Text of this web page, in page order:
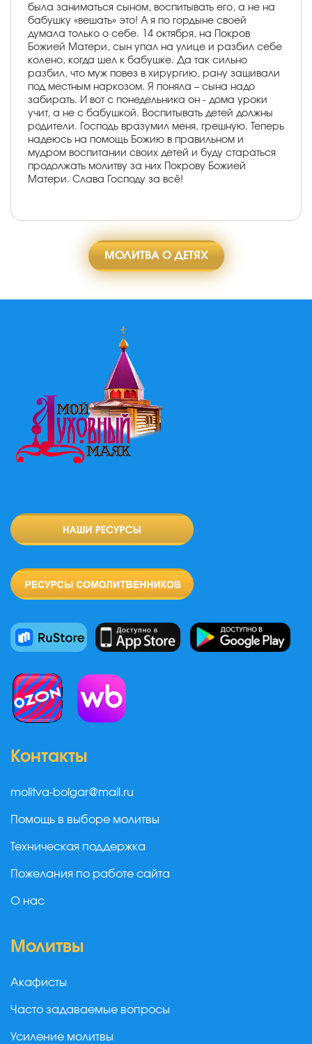
была заниматься сыном, воспитывать его, а не на
бабушку «вешать» это! А я по гордыне своей
думала только о себе. 14 октября, на Покров
Божией Матери, сын упал на улице и разбил себе
колено, когда шел к бабушке. Да так сильно
разбил, что муж повез в хирургию, рану зашивали
под местным наркозом. Я поняла – сына надо
забирать. И вот с понедельника он - дома уроки
учит, а не с бабушкой. Воспитывать детей должны
родители. Господь вразумил меня, грешную. Теперь
надеюсь на помощь Божию в правильном и
мудром воспитании своих детей и буду стараться
продолжать молитву за них Покрову Божией
Матери. Слава Господу за всё!
МОЛИТВА О ДЕТЯХ
Контакты
molitva-bolgar@mail.ru
Помощь в выборе молитвы
Техническая поддержка
Пожелания по работе сайта
О нас
Молитвы
Акафисты
Часто задаваемые вопросы
Усиление молитвы